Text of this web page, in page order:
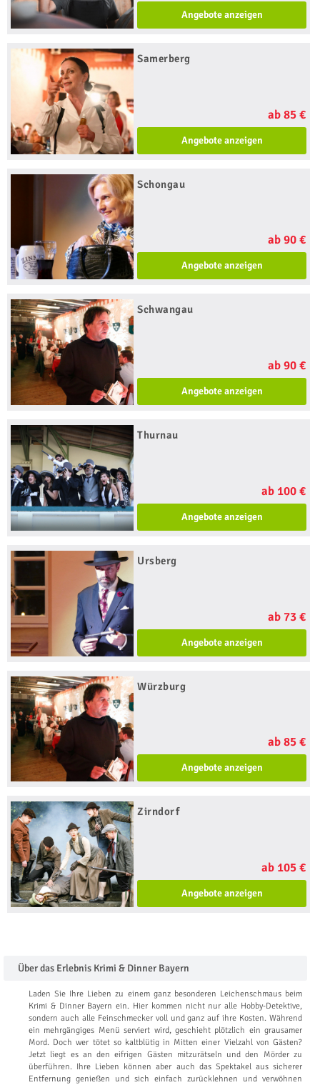
Angebote anzeigen
Samerberg
ab 85 €
Angebote anzeigen
Schongau
ab 90 €
Angebote anzeigen
Schwangau
ab 90 €
Angebote anzeigen
Thurnau
ab 100 €
Angebote anzeigen
Ursberg
ab 73 €
Angebote anzeigen
Würzburg
ab 85 €
Angebote anzeigen
Zirndorf
ab 105 €
Angebote anzeigen
Über das Erlebnis Krimi & Dinner Bayern
Laden Sie Ihre Lieben zu einem ganz besonderen Leichenschmaus beim
Krimi & Dinner Bayern ein. Hier kommen nicht nur alle Hobby-Detektive,
sondern auch alle Feinschmecker voll und ganz auf ihre Kosten. Während
ein mehrgängiges Menü serviert wird, geschieht plötzlich ein grausamer
Mord. Doch wer tötet so kaltblütig in Mitten einer Vielzahl von Gästen?
Jetzt liegt es an den eifrigen Gästen mitzurätseln und den Mörder zu
überführen. Ihre Lieben können aber auch das Spektakel aus sicherer
Entfernung genießen und sich einfach zurücklehnen und verwöhnen